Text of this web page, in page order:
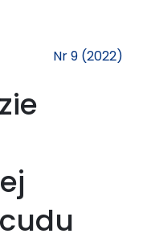
Nr 9 (2022)